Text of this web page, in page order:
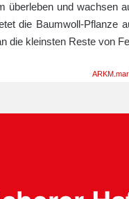
überleben und wachsen
die Baumwoll-Pflanze
die kleinsten Reste von